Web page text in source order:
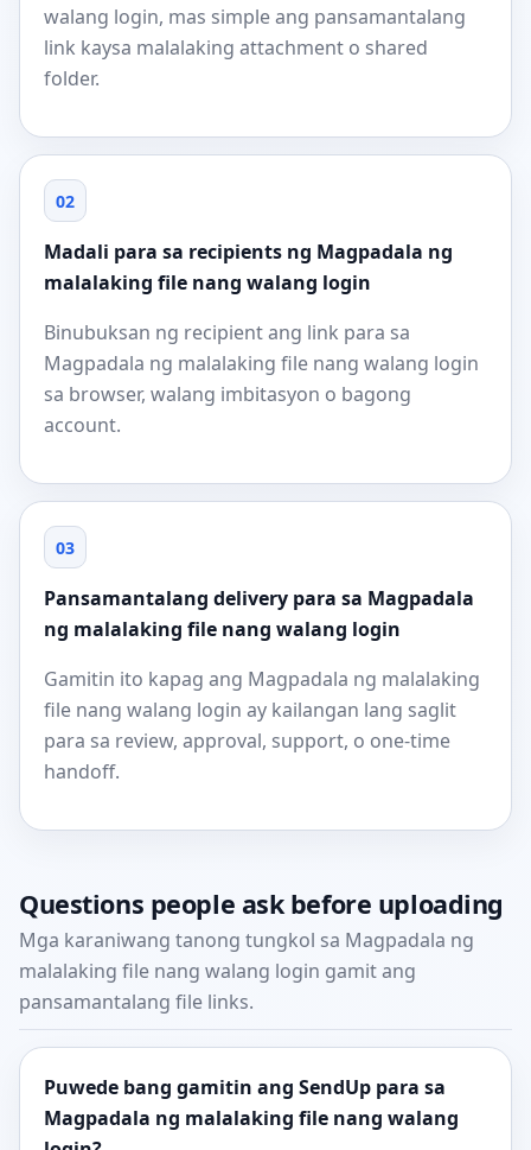
walang login, mas simple ang pansamantalang
link kaysa malalaking attachment o shared
folder.
02
Madali para sa recipients ng Magpadala ng
malalaking file nang walang login
Binubuksan ng recipient ang link para sa
Magpadala ng malalaking file nang walang login
sa browser, walang imbitasyon o bagong
account.
03
Pansamantalang delivery para sa Magpadala
ng malalaking file nang walang login
Gamitin ito kapag ang Magpadala ng malalaking
file nang walang login ay kailangan lang saglit
para sa review, approval, support, o one-time
handoff.
Questions people ask before uploading
Mga karaniwang tanong tungkol sa Magpadala ng
malalaking file nang walang login gamit ang
pansamantalang file links.
Puwede bang gamitin ang SendUp para sa
Magpadala ng malalaking file nang walang